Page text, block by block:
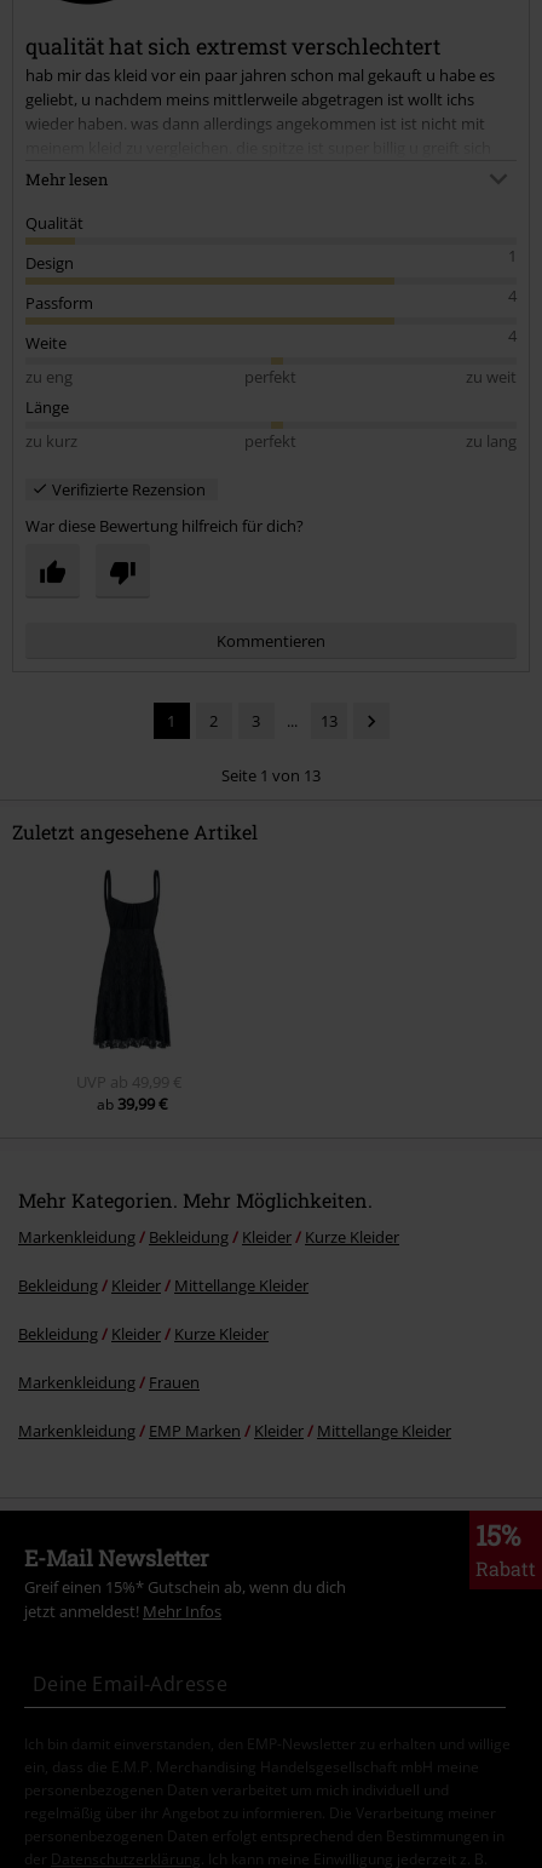
Kommentar jetzt abschicken!
qualität hat sich extremst verschlechtert
hab mir das kleid vor ein paar jahren schon mal gekauft u habe es
geliebt, u nachdem meins mittlerweile abgetragen ist wollt ichs
wieder haben. was dann allerdings angekommen ist ist nicht mit
auch so an u auch der unterrock wirkt einfach drei levels abstieg von
wirkliche enttäuschung...
Mehr lesen
Qualität
1
Design
4
Passform
4
Weite
zu eng
perfekt
zu weit
Länge
zu kurz
perfekt zu lang
Verifizierte Rezension
War diese Bewertung hilfreich für dich?
Kommentieren
1 2 3 ... 13
Seite 1 von 13
Zuletzt angesehene Artikel
UVP ab 49,99 €
ab39,99 €
Mehr Kategorien. Mehr Möglichkeiten.
Markenkleidung Bekleidung Kleider Kurze Kleider
Bekleidung Kleider Mittellange Kleider
Bekleidung Kleider Kurze Kleider
Markenkleidung Frauen
Markenkleidung EMP Marken Kleider Mittellange Kleider
15%
Rabatt
E-Mail Newsletter
Greif einen 15%* Gutschein ab, wenn du dich
jetzt anmeldest! Mehr Infos
Ich bin damit einverstanden, den EMP-Newsletter zu erhalten und willige
ein, dass die E.M.P. Merchandising Handelsgesellschaft mbH meine
personenbezogenen Daten verarbeitet um mich individuell und
regelmäßig über ihr Angebot zu informieren. Die Verarbeitung meiner
personenbezogenen Daten erfolgt entsprechend den Bestimmungen in
der
Datenschutzerklärung . Ich kann meine Einwilligung jederzeit z. B.